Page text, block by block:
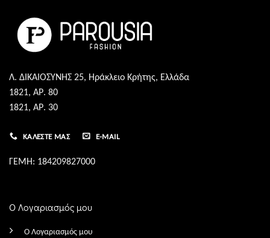
Λ. ΔΙΚΑΙΟΣΥΝΗΣ 25, Ηράκλειο Κρήτης, Ελλάδα
1821, ΑΡ. 80
1821, ΑΡ. 30
ΚΑΛΈΣΤΕ ΜΑΣ E-MAIL
ΓΕΜΗ: 184209827000
Ο Λογαριασμός μου
Ο Λογαριασμός μου